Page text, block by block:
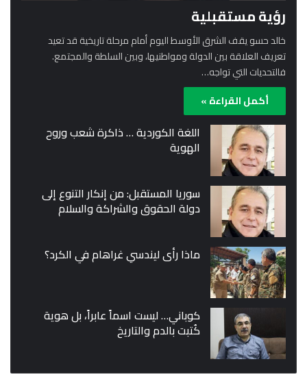
رؤية مستقبلية
خالد حسو يقف الشرق الأوسط اليوم أمام مرحلة تاريخية قد تعيد
تعريف العلاقة بين الدولة ومواطنيها، وبين السلطة والمجتمع.
فالتحديات التي تواجه…
أكمل القراءة »
اللغة الكوردية … ذاكرة شعب وروح
الهوية
سوريا المستقبل: من إنكار التنوع إلى
دولة الحقوق والشراكة والسلام
ماذا رأى ليندسي غراهام في الكرد؟
كوباني… ليست اسماً عابراً، بل هوية
كُتبت بالدم والتاريخ